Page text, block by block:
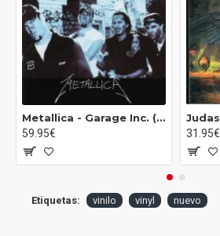
B4 Money And Fame
B5 Crazy World
B6 Send Me An Angel
Metallica ‎- Garage Inc. (3xLP - 180g - Gatefold)
59.95€
31.95€
Etiquetas: vinilo vinyl nuevo